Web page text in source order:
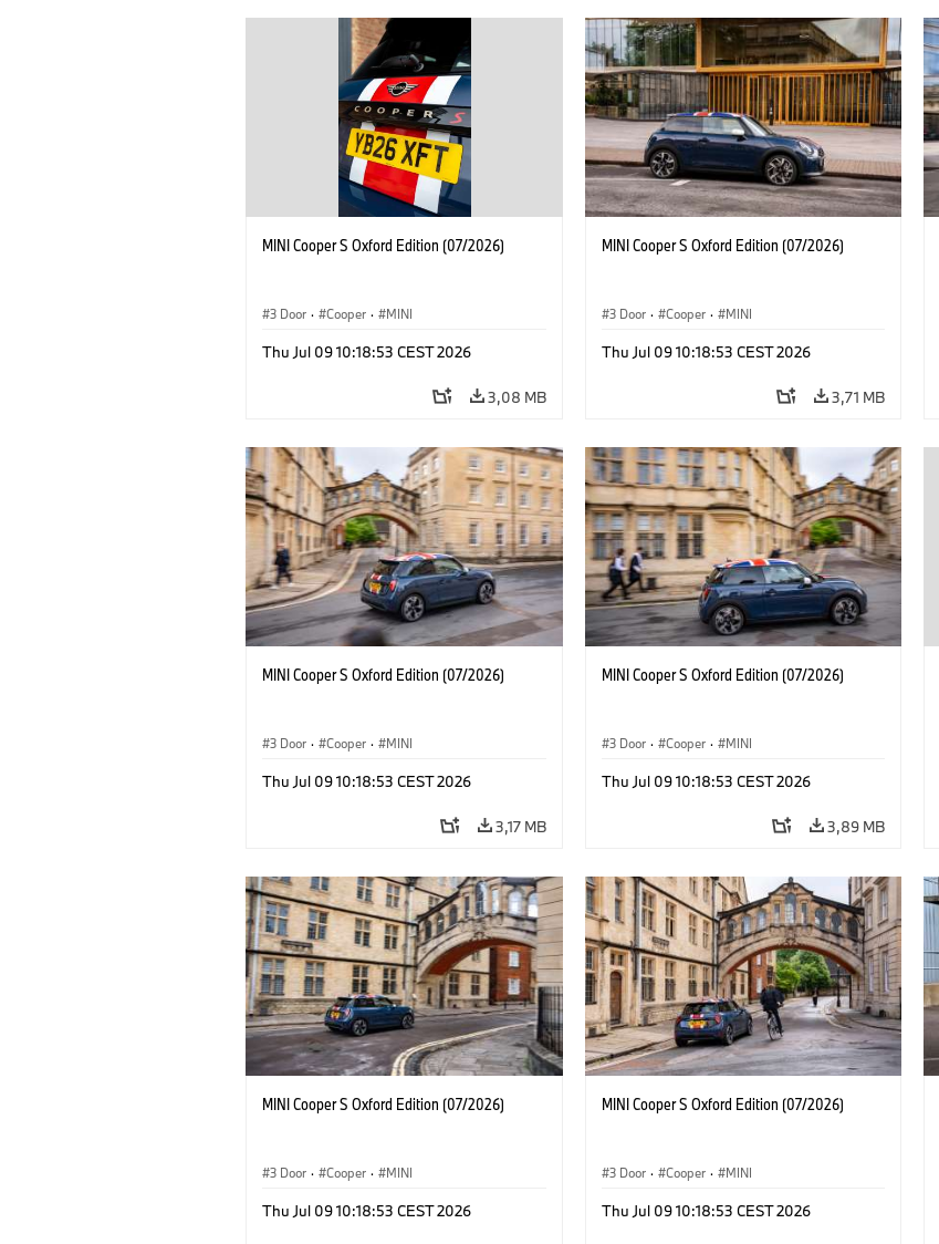
MINI Cooper S Oxford Edition (07/2026)
3 Door · Cooper · MINI
Thu Jul 09 10:18:53 CEST 2026
3,08 MB
MINI Cooper S Oxford Edition (07/2026)
3 Door · Cooper · MINI
Thu Jul 09 10:18:53 CEST 2026
3,71 MB
MINI Cooper S Oxford Edition (07/2026)
3 Door · Cooper · MINI
Thu Jul 09 10:18:53 CEST 2026
3,17 MB
MINI Cooper S Oxford Edition (07/2026)
3 Door · Cooper · MINI
Thu Jul 09 10:18:53 CEST 2026
3,89 MB
MINI Cooper S Oxford Edition (07/2026)
3 Door · Cooper · MINI
Thu Jul 09 10:18:53 CEST 2026
MINI Cooper S Oxford Edition (07/2026)
3 Door · Cooper · MINI
Thu Jul 09 10:18:53 CEST 2026